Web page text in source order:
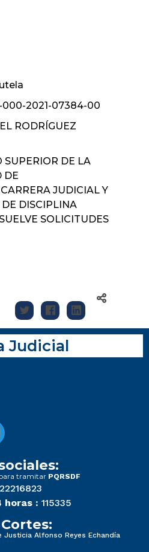
000-2021-07384-00
RODRÍGUEZ
DE LA
DE
JUDICIAL Y
DISCIPLINA
SOLICITUDES
Judicial
tramitar PQRSDF
22216823
horas : 115335
Justicia Alfonso Reyes Echandía